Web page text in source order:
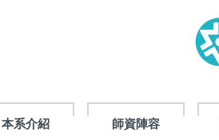
本系介紹 師資陣容